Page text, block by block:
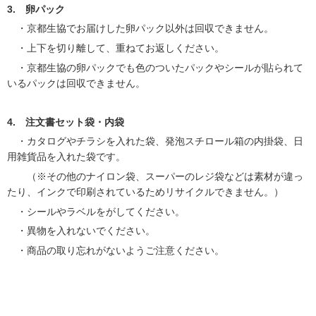
3. 卵パック
・京都生協でお届けした卵パック以外は回収できません。
・上下を切り離して、重ねてお返しください。
・京都生協の卵パックでも色のついたパックやシールが貼られて
いるパックは回収できません。
4. 注文書セット袋・内袋
・カタログやチラシを入れた袋、発泡スチロール箱の内掛袋、日
用雑貨品を入れた袋です。
（※その他のナイロン袋、スーパーのレジ袋などは素材が違っ
たり、インクで印刷されているためリサイクルできません。）
・シールやラベルをがしてください。
・異物を入れないでください。
・商品の取り忘れがないようご注意ください。